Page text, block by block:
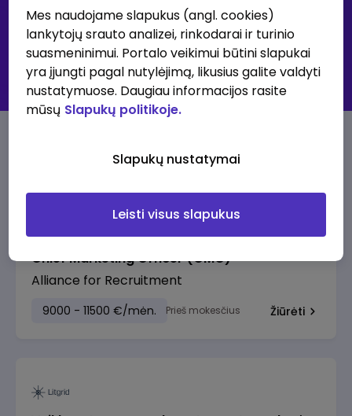
30K+ klubas - didžiausių atlyginimų skelbimai
Visi skelbimai
Prenumeruoti skelbimus
Pasiūlymai su aukščiausia alga
Chief Marketing Officer (CMO)
Alliance for Recruitment
9000 - 11500 €/mėn. Prieš mokesčius Žiūrėti
Mes naudojame slapukus (angl. cookies)
lankytojų srauto analizei, rinkodarai ir turinio
suasmeninimui. Portalo veikimui būtini slapukai
yra įjungti pagal nutylėjimą, likusius galite valdyti
nustatymuose. Daugiau informacijos rasite
mūsų Slapukų politikoje.
Slapukų nustatymai
Leisti visus slapukus